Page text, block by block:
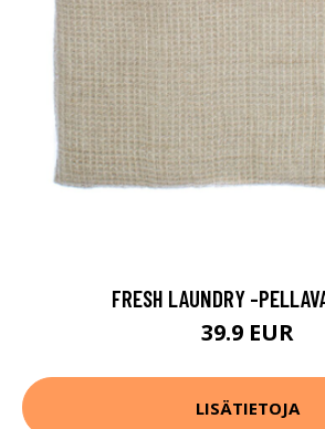
FRESH LAUNDRY -
39.9 EUR
LISÄTIETOJA